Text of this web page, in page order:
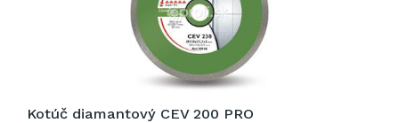
Kotúč diamantový CEV 200 PRO